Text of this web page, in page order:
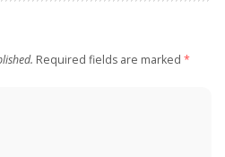
Required fields are marked *